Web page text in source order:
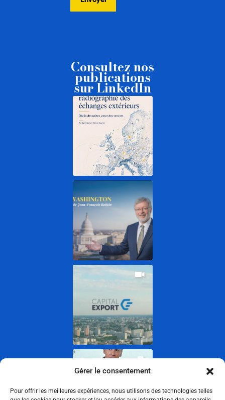
Gérer le consentement
Pour offrir les meilleures expériences, nous utilisons des technologies telles
Consultez nos
publications
sur LinkedIn